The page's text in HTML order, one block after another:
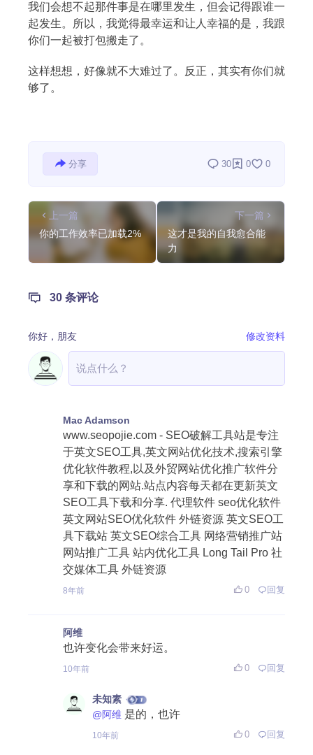
我们会想不起那件事是在哪里发生，但会记得跟谁一
起发生。所以，我觉得最幸运和让人幸福的是，我跟
你们一起被打包搬走了。
这样想想，好像就不大难过了。反正，其实有你们就
够了。
分享 30 0 0
上一篇
你的工作效率已加载2%
下一篇
这才是我的自我愈合能
力
30 条评论
你好， 朋友 修改资料
Mac Adamson
www.seopojie.com - SEO破解工具站是专注
于英文SEO工具,英文网站优化技术,搜索引擎
优化软件教程,以及外贸网站优化推广软件分
享和下载的网站.站点内容每天都在更新英文
SEO工具下载和分享. 代理软件 seo优化软件
英文网站SEO优化软件 外链资源 英文SEO工
具下载站 英文SEO综合工具 网络营销推广站
网站推广工具 站内优化工具 Long Tail Pro 社
交媒体工具 外链资源
8年前 0 回复
阿维
也许变化会带来好运。
10年前 0 回复
未知素
@阿维 是的，也许
10年前 0 回复